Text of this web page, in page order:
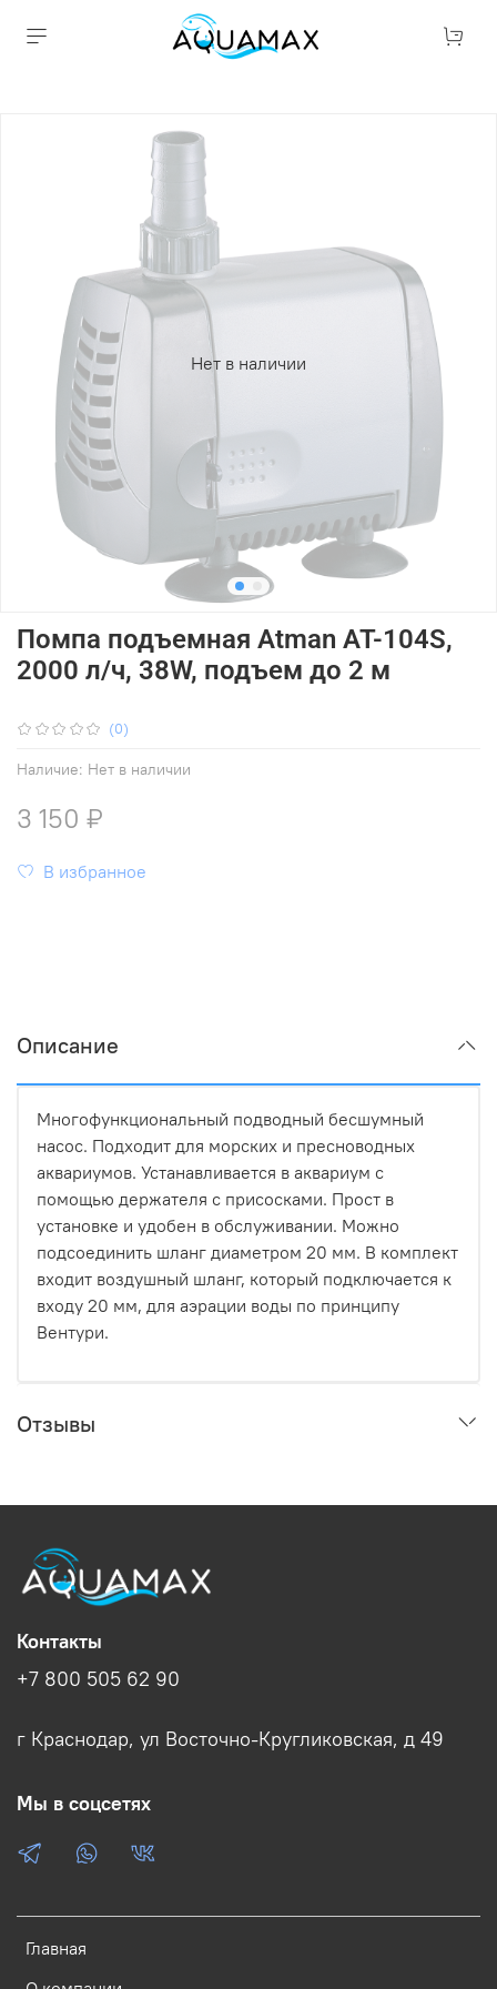
Нет в наличии
(0)
Наличие: Нет в наличии
Помпа подъемная Atman AT-104S,
2000 л/ч, 38W, подъем до 2 м
3 150 ₽
В избранное
Описание
Многофункциональный подводный бесшумный
насос. Подходит для морских и пресноводных
аквариумов. Устанавливается в аквариум с
помощью держателя с присосками. Прост в
установке и удобен в обслуживании. Можно
подсоединить шланг диаметром 20 мм. В комплект
входит воздушный шланг, который подключается к
входу 20 мм, для аэрации воды по принципу
Вентури.
Отзывы
Главная
Контакты
+7 800 505 62 90
г Краснодар, ул Восточно-Кругликовская, д 49
Мы в соцсетях